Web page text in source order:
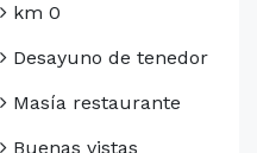
km 0
Desayuno de tenedor
Masía restaurante
Buenas vistas